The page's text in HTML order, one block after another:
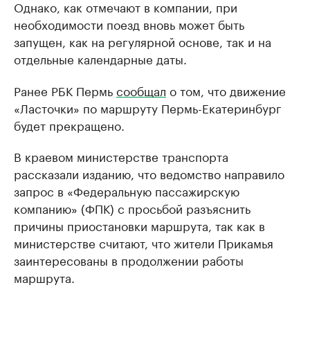
Однако, как отмечают в компании, при
необходимости поезд вновь может быть
запущен, как на регулярной основе, так и на
отдельные календарные даты.
Ранее РБК Пермьсообщал о том, что движение
«Ласточки» по маршруту Пермь-Екатеринбург
будет прекращено.
В краевом министерстве транспорта
рассказали изданию, что ведомство направило
запрос в «Федеральную пассажирскую
компанию» (ФПК) с просьбой разъяснить
причины приостановки маршрута, так как в
министерстве считают, что жители Прикамья
заинтересованы в продолжении работы
маршрута.